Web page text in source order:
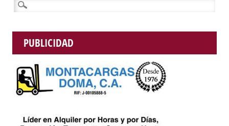
Buscar:
PUBLICIDAD